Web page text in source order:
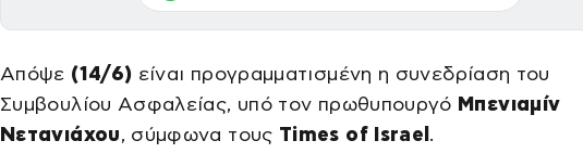
Απόψε (14/6) είναι προγραμματισμένη η συνεδρίαση του
Συμβουλίου Ασφαλείας, υπό τον πρωθυπουργό Μπενιαμίν
Νετανιάχου, σύμφωνα τους Times of Israel .